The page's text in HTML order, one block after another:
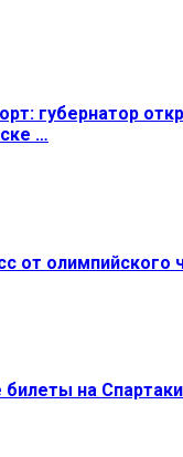
губернатор
…
от олимпийского
билеты на